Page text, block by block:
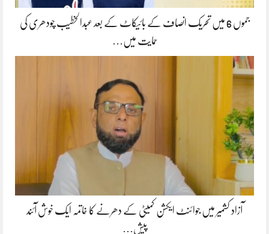
جموں 6 میں تحریک انصاف کے بائیکاٹ کے بعد عبدالخطیب چودھری کی
حمایت میں…
آزاد کشمیر میں جوائنٹ ایکشن کمیٹی کے دھرنے کا خاتمہ ایک خوش آئند
پیش…